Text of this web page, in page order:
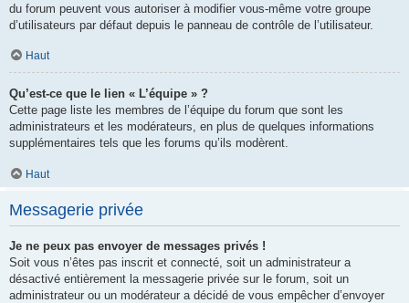
du forum peuvent vous autoriser à modifier vous-même votre groupe
d’utilisateurs par défaut depuis le panneau de contrôle de l’utilisateur.
Haut
Qu’est-ce que le lien « L’équipe » ?
Cette page liste les membres de l’équipe du forum que sont les
administrateurs et les modérateurs, en plus de quelques informations
supplémentaires tels que les forums qu’ils modèrent.
Haut
Messagerie privée
Je ne peux pas envoyer de messages privés !
Soit vous n’êtes pas inscrit et connecté, soit un administrateur a
désactivé entièrement la messagerie privée sur le forum, soit un
administrateur ou un modérateur a décidé de vous empêcher d’envoyer